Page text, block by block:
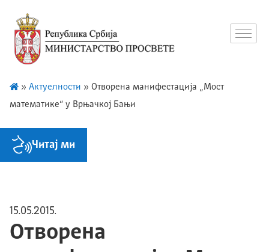
» Актуелности » Отворена манифестација „Мост
математике“ у Врњачкој Бањи
Читај ми
15.05.2015.
Отворена